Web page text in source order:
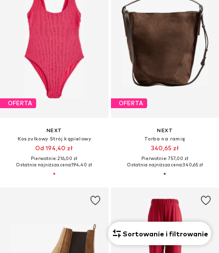
OFERTA
NEXT
Koszulkowy Strój kąpielowy
Od 194,40 zł
Pierwotnie: 216,00 zł
Ostatnia najniższa cena:194,40 zł
OFERTA
NEXT
Torba na ramię
340,65 zł
Pierwotnie: 757,00 zł
Ostatnia najniższa cena:340,65 zł
Sortowanie i filtrowanie